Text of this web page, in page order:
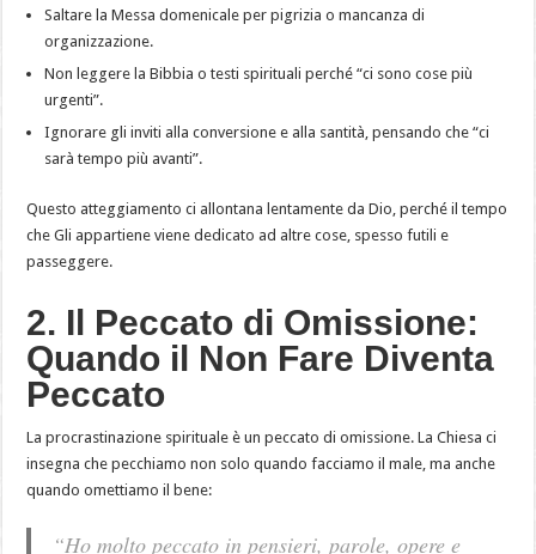
Saltare la Messa domenicale per pigrizia o mancanza di
organizzazione.
Non leggere la Bibbia o testi spirituali perché “ci sono cose più
urgenti”.
Ignorare gli inviti alla conversione e alla santità, pensando che “ci
sarà tempo più avanti”.
Questo atteggiamento ci allontana lentamente da Dio, perché il tempo
che Gli appartiene viene dedicato ad altre cose, spesso futili e
passeggere.
2. Il Peccato di Omissione:
Quando il Non Fare Diventa
Peccato
La procrastinazione spirituale è un peccato di omissione. La Chiesa ci
insegna che pecchiamo non solo quando facciamo il male, ma anche
quando omettiamo il bene:
“Ho molto peccato in pensieri, parole, opere e